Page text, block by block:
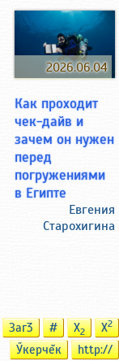
2026.06.04
Как проходит
чек-дайв и
зачем он нужен
перед
погружениями
в Египте
Евгения
Старохигина
Заг3 # X2 X2
Ӳкерчĕк http://